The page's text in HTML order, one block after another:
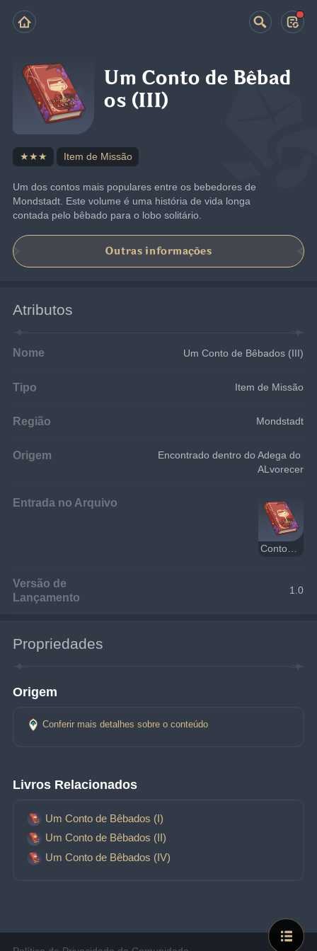
Um Conto de Bêbad
os (III)
★★★ Item de Missão
Um dos contos mais populares entre os bebedores de
Mondstadt. Este volume é uma história de vida longa
contada pelo bêbado para o lobo solitário.
Outras informações
Atributos
Nome Um Conto de Bêbados (III)
Tipo Item de Missão
Região Mondstadt
Origem
Encontrado dentro do Adega do
ALvorecer
Entrada no Arquivo
Contos de um Bêbado
Versão de
Lançamento
1.0
Propriedades
Origem
Conferir mais detalhes sobre o conteúdo
Livros Relacionados
Um Conto de Bêbados (I)
Um Conto de Bêbados (II)
Um Conto de Bêbados (IV)